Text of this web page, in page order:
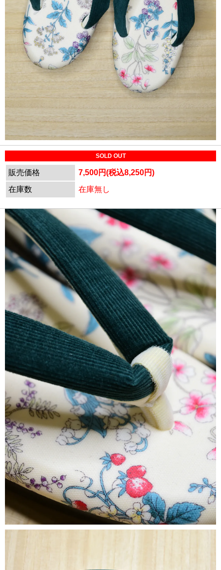
SOLD OUT
販売価格
7,500円(税込8,250円)
在庫数
在庫無し